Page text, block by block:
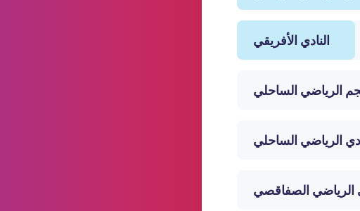
النادي الأفريقي
الرياضي الساحلي
الرياضي الساحلي
الرياضي الصفاقصي